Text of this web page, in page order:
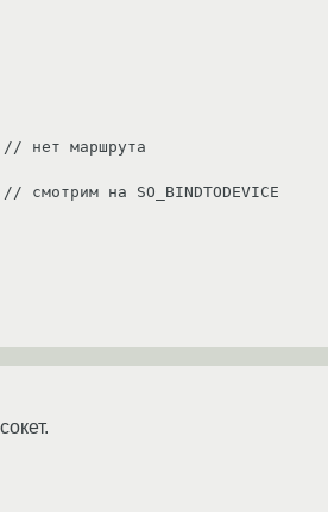
маршрута
на SO_BINDTODEVICE